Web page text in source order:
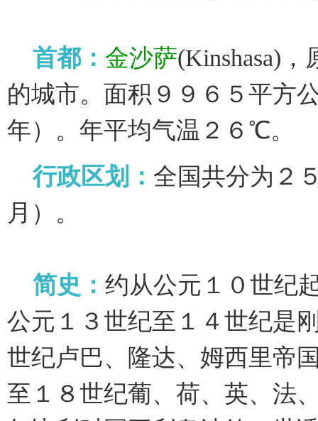
首都： 金沙萨(Kinshasa)
的城市。面积９９６５平方
年）。年平均气温２６℃。
行政区划： 全国共分为２
月）。
简史： 约从公元１０世纪
公元１３世纪至１４世纪是
世纪卢巴、隆达、姆西里帝
至１８世纪葡、荷、英、法